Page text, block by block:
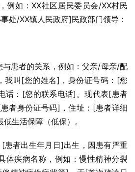
例如：XX社区居民委员会/XX村民
处/XX镇人民政府]民政部门领导：
患者的关系，例如：父亲/母亲/配
我叫[您的姓名]，身份证号码：[您
话：[您的联系电话]。现代表[患者
者身份证号码]，住址：[患者详细
生活保障（低保）。
者出生年月日]出生，因患有严重
疾病名称，例如：慢性精神分裂